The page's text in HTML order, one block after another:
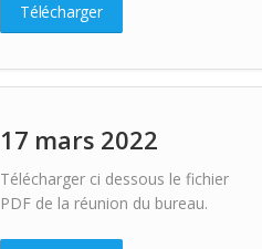
Télécharger
17 mars 2022
Télécharger ci dessous le fichier
PDF de la réunion du bureau.